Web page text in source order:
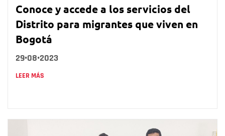
Conoce y accede a los servicios del
Distrito para migrantes que viven en
Bogotá
29•08•2023
LEER MÁS